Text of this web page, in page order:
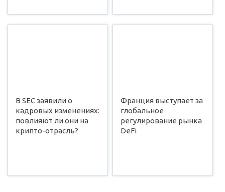
В SEC заявили о
кадровых изменениях:
повлияют ли они на
крипто-отрасль?
Франция выступает за
глобальное
регулирование рынка
DeFi